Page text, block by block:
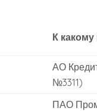
К
АО
№3311)
ПАО